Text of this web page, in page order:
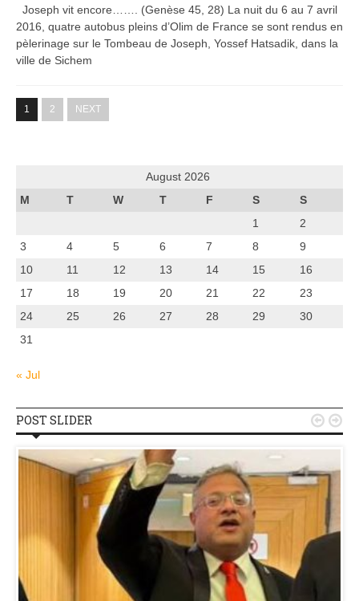
Joseph vit encore……. (Genèse 45, 28) La nuit du 6 au 7 avril
2016, quatre autobus pleins d’Olim de France se sont rendus en
pèlerinage sur le Tombeau de Joseph, Yossef Hatsadik, dans la
ville de Sichem
1 2 NEXT
August 2026
M
T W T F S
S
1
2
3
4 5 6 7 8
9
10
11 12 13 14 15
16
17
18 19 20 21 22
23
24
25 26 27 28 29
30
31
« Jul
POST SLIDER  